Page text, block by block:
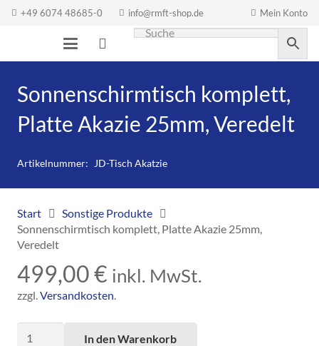
+49 6074 48685-0 info@rmft-shop.de Mein Konto
Sonnenschirmtisch komplett,
Platte Akazie 25mm, Veredelt
Artikelnummer: JD-Tisch Akatzie
Start
Sonstige Produkte
Sonnenschirmtisch komplett, Platte Akazie 25mm,
Veredelt
499,00€ inkl. MwSt.
zzgl.Versandkosten.
Sonnenschirmtisch
In den Warenkorb